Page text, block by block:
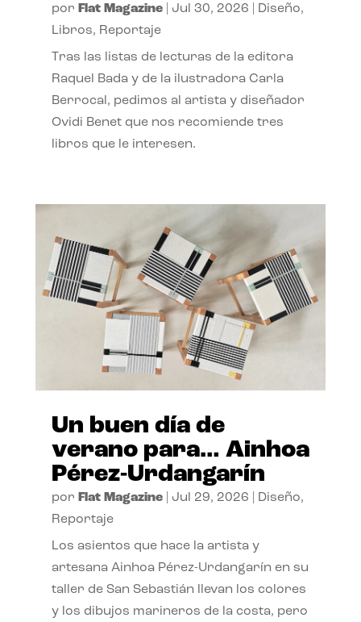
por Flat Magazine| Jul 30, 2026 Diseño,
Libros, Reportaje
Tras las listas de lecturas de la editora
Raquel Bada y de la ilustradora Carla
Berrocal, pedimos al artista y diseñador
Ovidi Benet que nos recomiende tres
libros que le interesen.
Un buen día de
verano para… Ainhoa
Pérez-Urdangarín
por Flat Magazine| Jul 29, 2026 Diseño,
Reportaje
Los asientos que hace la artista y
artesana Ainhoa Pérez-Urdangarín en su
taller de San Sebastián llevan los colores
y los dibujos marineros de la costa, pero